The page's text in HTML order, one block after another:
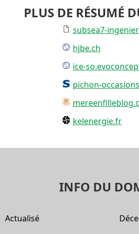
PLUS DE RÉSUMÉ
subsea7-
hjbe.ch
ice-
pichon-
kelenergie.fr
INFO DU
Actualisé